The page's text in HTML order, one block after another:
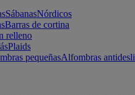
SábanasNórdicos
Barras de cortina
relleno
Plaids
pequeñasAlfombras